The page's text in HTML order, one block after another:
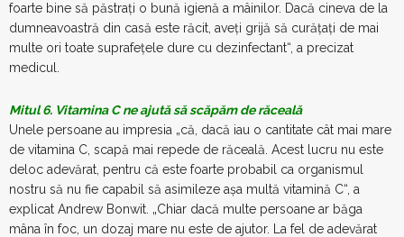
foarte bine să păstraţi o bună igienă a mâinilor. Dacă cineva de la
dumneavoastră din casă este răcit, aveţi grijă să curăţaţi de mai
multe ori toate suprafeţele dure cu dezinfectant“, a precizat
medicul.
Mitul 6. Vitamina C ne ajută să scăpăm de răceală
Unele persoane au impresia „că, dacă iau o cantitate cât mai mare
de vitamina C, scapă mai repede de răceală. Acest lucru nu este
deloc adevărat, pentru că este foarte probabil ca organismul
nostru să nu fie capabil să asimileze aşa multă vitamină C“, a
explicat Andrew Bonwit. „Chiar dacă multe persoane ar băga
mâna în foc, un dozaj mare nu este de ajutor. La fel de adevărat